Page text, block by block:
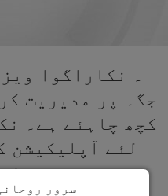
۔ نکاراگوا
جگہ پر مدیریت
کچھ چاہئے ہے۔
لئے آپلیکیشن
سرور